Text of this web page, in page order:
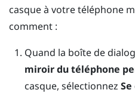
casque à votre téléphone
comment :
Quand la boîte de
miroir du téléphone
casque, sélectionnez